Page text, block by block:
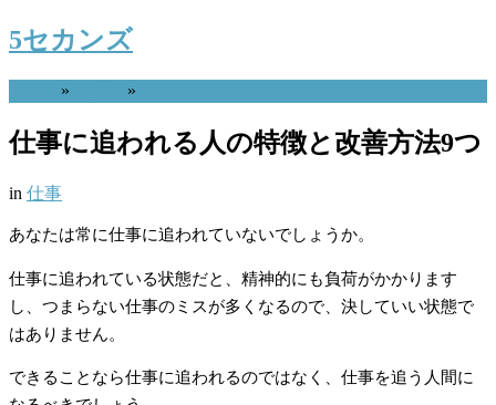
5セカンズ
» »
仕事に追われる人の特徴と改善方法9つ
in 仕事
あなたは常に仕事に追われていないでしょうか。
仕事に追われている状態だと、精神的にも負荷がかかります
し、つまらない仕事のミスが多くなるので、決していい状態で
はありません。
できることなら仕事に追われるのではなく、仕事を追う人間に